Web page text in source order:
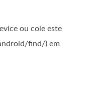
ou cole este
find/) em